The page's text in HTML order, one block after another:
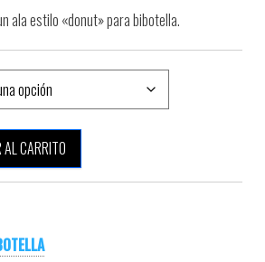
ala estilo «donut» para bibotella.
cantidad
CARRITO